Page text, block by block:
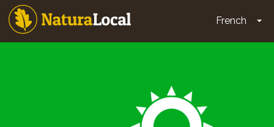
French
Main